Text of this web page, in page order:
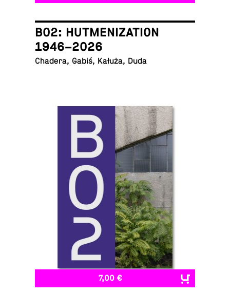
B02: HUTMENIZATION
1946–2026
Chadera, Gabiś, Kałuża, Duda
7,00 €